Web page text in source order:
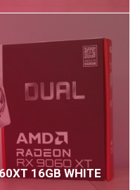
16GB WHITE